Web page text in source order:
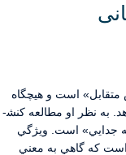
متقابل» است و هيچگاه
كنش افراد را بطور مستقل مورد مطالعه قرار نمي­دهد. به نظر او مطالعه كنش­
جدايي» است. ويژگي
است كه گاهي به معني